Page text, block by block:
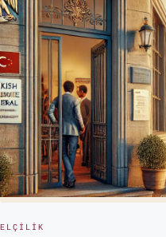
ELÇILIK